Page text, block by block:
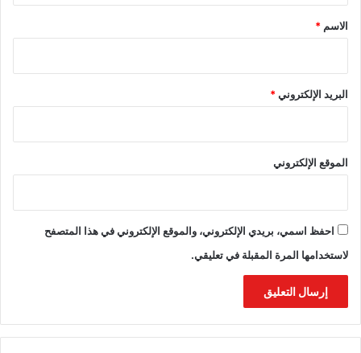
*
الاسم *
البريد الإلكتروني*
الموقع الإلكتروني
احفظ اسمي، بريدي الإلكتروني، والموقع الإلكتروني في هذا المتصفح
لاستخدامها المرة المقبلة في تعليقي.